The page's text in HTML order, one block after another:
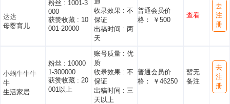
达达
母婴育儿
粉丝 : 1001-3
000
获赞收藏 : 10
001-20000
收录效果 : 不
保证
出稿时间 : 两
天
普通会员价
格： ￥500
查看
去
注
册
小蜗牛牛牛
牛
生活家居
粉丝 : 10000
1-300000
获赞收藏 : 20
001以上
账号质量 : 优
质
收录效果 : 不
保证
出稿时间 : 三
天以上
普通会员价
格： ￥46250
暂无
备注
去
注
册